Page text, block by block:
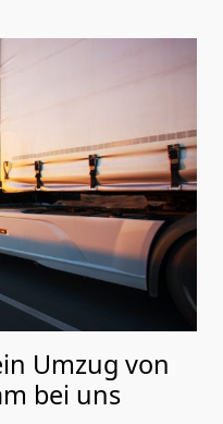
Umzug von
bei uns